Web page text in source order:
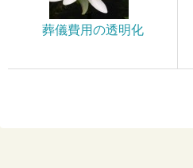
葬儀費用の透明化